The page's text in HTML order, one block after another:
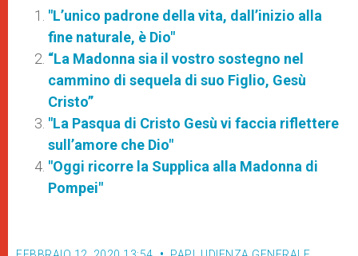
"L’unico padrone della vita, dall’inizio alla
fine naturale, è Dio"
“La Madonna sia il vostro sostegno nel
cammino di sequela di suo Figlio, Gesù
Cristo”
"La Pasqua di Cristo Gesù vi faccia riflettere
sull’amore che Dio"
"Oggi ricorre la Supplica alla Madonna di
Pompei"